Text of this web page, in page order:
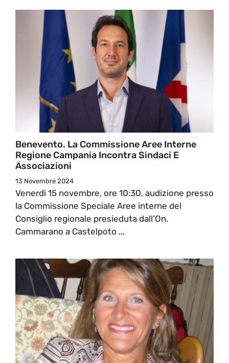
Benevento. La Commissione Aree Interne
Regione Campania Incontra Sindaci E
Associazioni
13 Novembre 2024
Venerdì 15 novembre, ore 10:30, audizione presso
la Commissione Speciale Aree interne del
Consiglio regionale presieduta dall’On.
Cammarano a Castelpoto ...